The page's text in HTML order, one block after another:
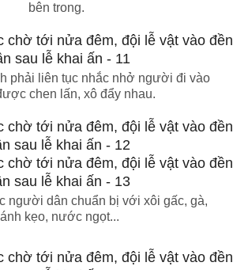
bên trong.
phải liên tục nhắc nhở người đi vào
chen lấn, xô đẩy nhau.
người dân chuẩn bị với xôi gấc, gà,
kẹo, nước ngọt...